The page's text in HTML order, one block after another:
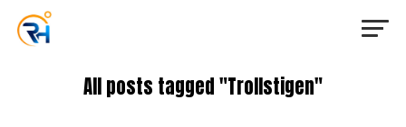
All posts tagged "Trollstigen"